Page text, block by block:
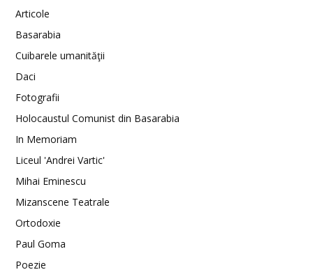
Articole
Basarabia
Cuibarele umanităţii
Daci
Fotografii
Holocaustul Comunist din Basarabia
In Memoriam
Liceul 'Andrei Vartic'
Mihai Eminescu
Mizanscene Teatrale
Ortodoxie
Paul Goma
Poezie